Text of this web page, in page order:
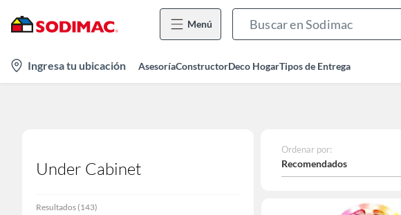
Menú
location-
icon
Ingresa tu ubicación AsesoríaConstructorDeco HogarTipos de Entrega
Under Cabinet
Resultados (143)
Ordenar por:
Recomendados